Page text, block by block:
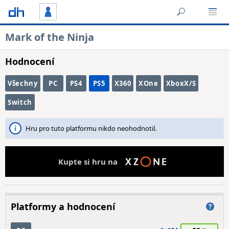
Mark of the Ninja
Hodnocení
Všechny PC PS4 PS5 X360 XOne XboxX/S
Switch
Hru pro tuto platformu nikdo neohodnotil.
Kupte si hru na
Platformy a hodnocení